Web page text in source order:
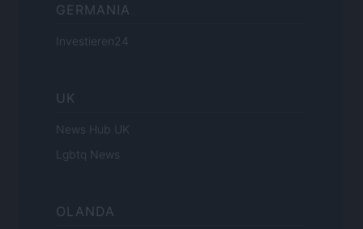
GERMANIA
Investieren24
UK
News Hub UK
Lgbtq News
OLANDA